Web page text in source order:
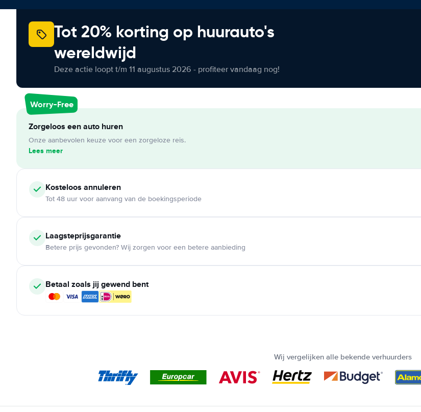
Tot 20% korting op huurauto's
wereldwijd
Deze actie loopt t/m 11 augustus 2026 - profiteer vandaag nog!
Worry-Free
Zorgeloos een auto huren
Onze aanbevolen keuze voor een zorgeloze reis.
Lees meer
Kosteloos annuleren
Tot 48 uur voor aanvang van de boekingsperiode
Laagsteprijsgarantie
Betere prijs gevonden? Wij zorgen voor een betere aanbieding
Betaal zoals jij gewend bent
Wij vergelijken alle bekende verhuurders